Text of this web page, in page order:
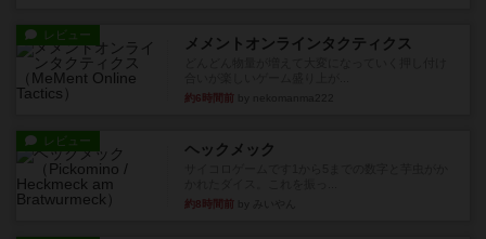
レビュー メメントオンラインタクティクス
約6時間前
レビュー ヘックメック
約8時間前